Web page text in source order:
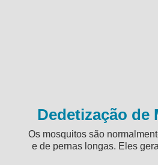
Dedetização de
Os mosquitos são
e de pernas longas. Eles